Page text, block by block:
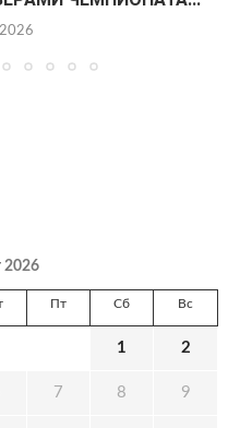
2026
Пт Сб Вс
1 2
7 8 9